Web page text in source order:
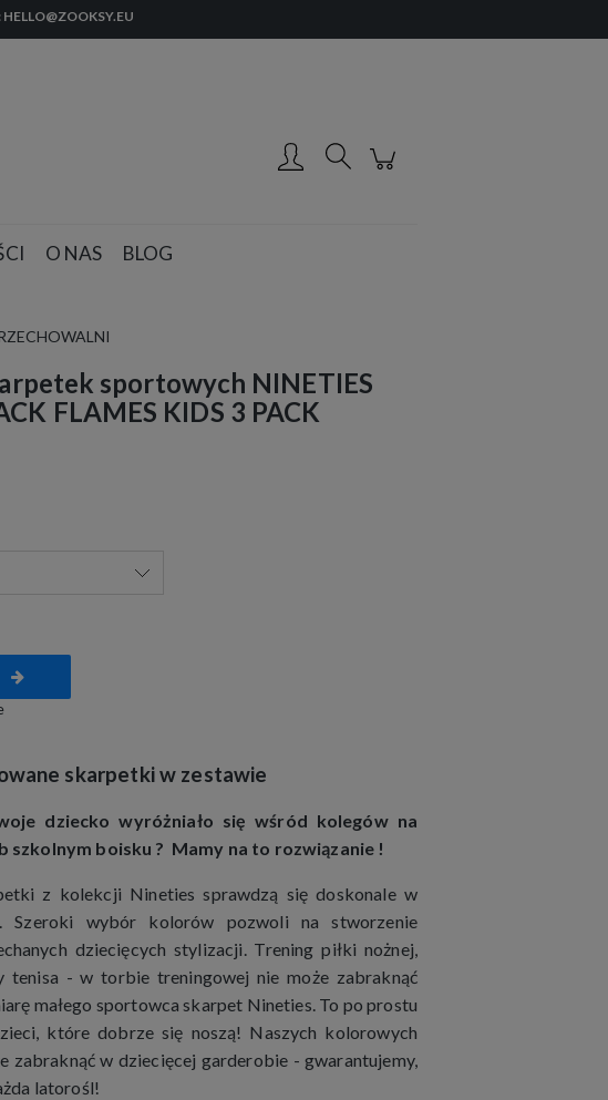
O NAS BLOG
sportowych NINETIES
FLAMES KIDS 3 PACK
skarpetki w zestawie
dziecko wyróżniało się wśród kolegów na
szkolnym boisku ? Mamy na to rozwiązanie !
z kolekcji Nineties sprawdzą się doskonale w
Szeroki wybór kolorów pozwoli na stworzenie
dziecięcych stylizacji. Trening piłki nożnej,
tenisa - w torbie treningowej nie może zabraknąć
małego sportowca skarpet Nineties. To po prostu
które dobrze się noszą! Naszych kolorowych
zabraknąć w dziecięcej garderobie - gwarantujemy,
latorośl!